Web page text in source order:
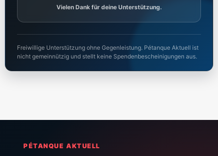
Vielen Dank für deine Unterstützung.
Freiwillige Unterstützung ohne Gegenleistung. Pétanque Aktuell ist
nicht gemeinnützig und stellt keine Spendenbescheinigungen aus.
PÉTANQUE AKTUELL